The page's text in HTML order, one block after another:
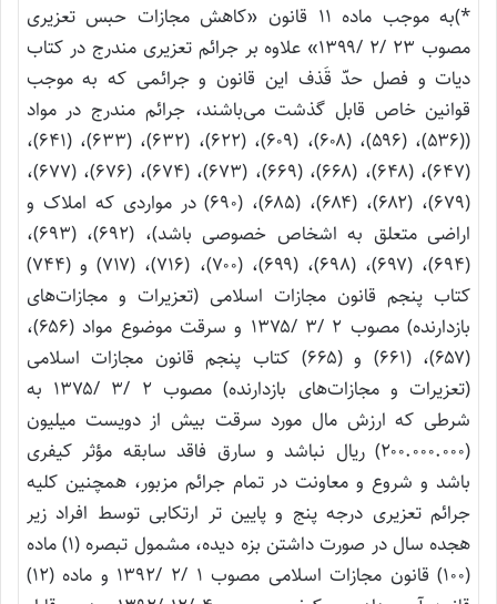
*)به موجب ماده ۱۱ قانون «کاهش مجازات حبس تعزیری
مصوب ۲۳ /۲ /۱۳۹۹» علاوه بر جرائم تعزیری مندرج در کتاب
دیات و فصل حدّ قَذف این قانون و جرائمی که به موجب
قوانین خاص قابل گذشت می‌باشند، جرائم مندرج در مواد
((۵۳۶)، (۵۹۶)، (۶۰۸)، (۶۰۹)، (۶۲۲)، (۶۳۲)، (۶۳۳)، (۶۴۱)،
(۶۴۷)، (۶۴۸)، (۶۶۸)، (۶۶۹)، (۶۷۳)، (۶۷۴)، (۶۷۶)، (۶۷۷)،
(۶۷۹)، (۶۸۲)، (۶۸۴)، (۶۸۵)، (۶۹۰) در مواردی که املاک و
اراضی متعلق به اشخاص خصوصی باشد)، (۶۹۲)، (۶۹۳)،
(۶۹۴)، (۶۹۷)، (۶۹۸)، (۶۹۹)، (۷۰۰)، (۷۱۶)، (۷۱۷) و (۷۴۴)
کتاب پنجم قانون مجازات اسلامی (تعزیرات و مجازات‌‌های
بازدارنده) مصوب ۲ /۳ /۱۳۷۵ و سرقت موضوع مواد (۶۵۶)،
(۶۵۷)، (۶۶۱) و (۶۶۵) کتاب پنجم قانون مجازات اسلامی
(تعزیرات و مجازات‌‌های بازدارنده) مصوب ۲ /۳ /۱۳۷۵ به‌
شرطی که ارزش مال مورد سرقت بیش‌ از دویست میلیون
(۲۰۰.۰۰۰.۰۰۰) ریال نباشد و سارق فاقد سابقه مؤثر کیفری
باشد و شروع و معاونت در تمام جرائم مزبور، همچنین کلیه
جرائم تعزیری درجه پنج و پایین ‌تر ارتکابی توسط افراد زیر
هجده سال در صورت داشتن بزه‌ دیده، مشمول تبصره (۱) ماده
(۱۰۰) قانون مجازات اسلامی مصوب ۱ /۲ /۱۳۹۲ و ماده (۱۲)